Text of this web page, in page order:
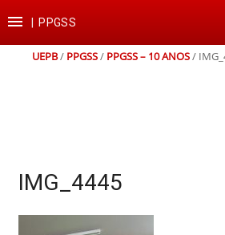
para
conteúdo
para
para
para
rodapé
 PPGSS
UEPB/ PPGSS/ PPGSS – 10 ANOS/
IMG_4445